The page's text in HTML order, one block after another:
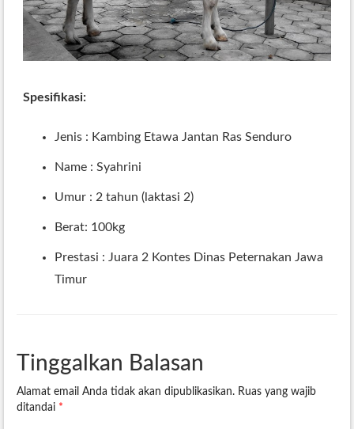
Spesifikasi:
Jenis : Kambing Etawa Jantan Ras Senduro
Name : Syahrini
Umur : 2 tahun (laktasi 2)
Berat: 100kg
Prestasi : Juara 2 Kontes Dinas Peternakan Jawa
Timur
Tinggalkan Balasan
Alamat email Anda tidak akan dipublikasikan. Ruas yang wajib
ditandai *